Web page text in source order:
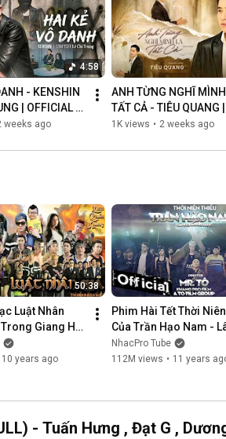
4:58
- KENSHIN
| OFFICIAL
weeks ago
ANH TỪNG NGHĨ
TẤT CẢ - TIÊU QUANG
OFFICIAL
1K views • 2 weeks ago
50:38
Luật Nhân
Giang Hồ
Khang 2016
10 years ago
Phim Hài Tết Thời
Của Trần Hạo Nam -
Chấn Khang [Official]
NhacPro Tube
112M views • 11 years
- Tuấn Hưng , Đạt G ,